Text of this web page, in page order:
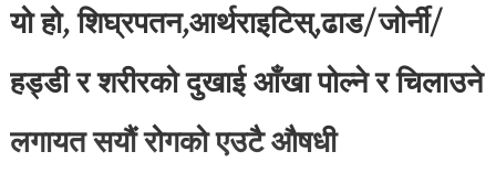
यो हो, शिघ्रपतन,आर्थराइटिस्,ढाड/जोर्नी/
हड्डी र शरीरको दुखाई आँखा पोल्ने र चिलाउने
लगायत सयौं रोगको एउटै औषधी